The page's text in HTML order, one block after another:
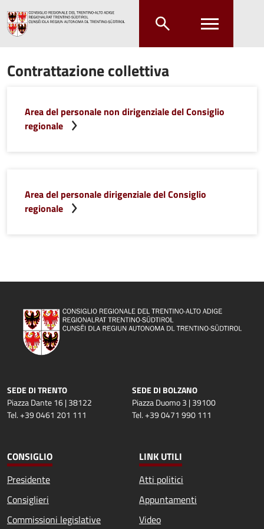
Contrattazione collettiva
Area del personale non dirigenziale del Consiglio
regionale
Area del personale dirigenziale del Consiglio
regionale
SEDE DI TRENTO
Piazza Dante 16 | 38122
Tel. +39 0461 201 111
SEDE DI BOLZANO
Piazza Duomo 3 | 39100
Tel. +39 0471 990 111
CONSIGLIO
Presidente
Consiglieri
Commissioni legislative
LINK UTILI
Atti politici
Appuntamenti
Video